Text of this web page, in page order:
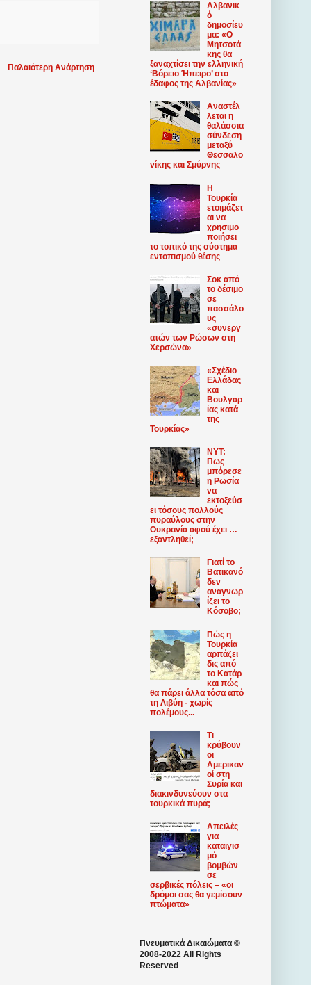
Παλαιότερη Ανάρτηση
Αλβανικ
ό
δημοσίευ
μα: «Ο
Μητσοτά
κης θα
ξαναχτίσει την ελληνική
‘Βόρειο Ήπειρο’ στο
έδαφος της Αλβανίας»
Αναστέλ
λεται η
θαλάσσια
σύνδεση
μεταξύ
Θεσσαλο
νίκης και Σμύρνης
Η
Τουρκία
ετοιμάζετ
αι να
χρησιμο
ποιήσει
το τοπικό της σύστημα
εντοπισμού θέσης
Σοκ από
το δέσιμο
σε
πασσάλο
υς
«συνεργ
ατών των Ρώσων στη
Χερσώνα»
«Σχέδιο
Ελλάδας
και
Βουλγαρ
ίας κατά
της
Τουρκίας»
NYT:
Πως
μπόρεσε
η Ρωσία
να
εκτοξεύσ
ει τόσους πολλούς
πυραύλους στην
Ουκρανία αφού έχει …
εξαντληθεί;
Γιατί το
Βατικανό
δεν
αναγνωρ
ίζει το
Κόσοβο;
Πώς η
Τουρκία
αρπάζει
δις από
το Κατάρ
και πώς
θα πάρει άλλα τόσα από
τη Λιβύη - χωρίς
πολέμους...
Τι
κρύβουν
οι
Αμερικαν
οί στη
Συρία και
διακινδυνεύουν στα
τουρκικά πυρά;
Απειλές
για
καταιγισ
μό
βομβών
σε
σερβικές πόλεις – «οι
δρόμοι σας θα γεμίσουν
πτώματα»
Πνευματικά Δικαιώματα ©
2008-2022 All Rights
Reserved